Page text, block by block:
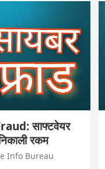
साफ्टवेयर
रकम
Info Bureau